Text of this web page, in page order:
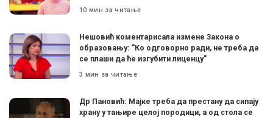
10 мин за читање
Нешовић коментарисала измене Закона о
образовању: ”Ко одговорно ради, не треба да
се плаши да ће изгубити лиценцу”
3 мин за читање
Др Пановић: Мајке треба да престану да сипају
храну у тањире целој породици, а од стола се